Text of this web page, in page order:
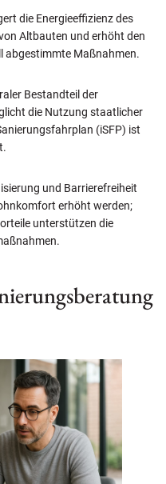
die Energieeffizienz des
Altbauten und erhöht den
abgestimmte Maßnahmen.
Bestandteil der
die Nutzung staatlicher
(iSFP) ist
und Barrierefreiheit
erhöht werden;
unterstützen die